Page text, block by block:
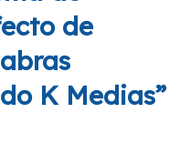
de
K Medias”